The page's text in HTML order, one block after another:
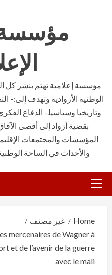
مؤسسة
مؤسسة إعلامية تهتم بنشر كل
الوطنية الأزوادية وتهدف إلى:-
وتاريخيا وسياسيا.- الدفاع
بقضية أزواد إلى أقصى
المؤسسات والمجتمعات
والأحداث في الساحة
Primary
Home
غير مصنف
mercenaires de Wagner à
et de l’avenir de la guerre
avec le mali